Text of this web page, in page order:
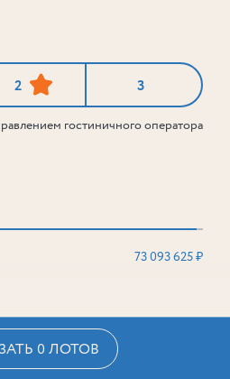
2 3
гостиничного оператора
73 093 625 ₽
0 ЛОТОВ